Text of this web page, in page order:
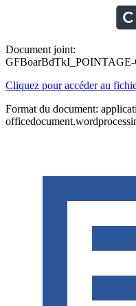
Document joint:
Cliquez pour accéder au
Format du document: